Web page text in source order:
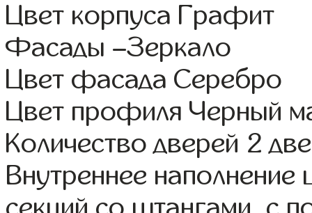
Цвет корпуса Графит
Фасады –Зеркало
Цвет фасада Серебро
Цвет профиля Черный
Количество дверей 2
Внутреннее